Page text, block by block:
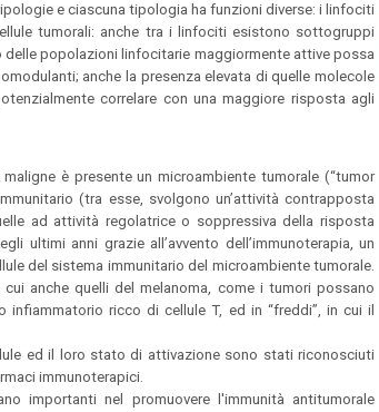
e ciascuna tipologia ha funzioni diverse: i linfociti
tumorali: anche tra i linfociti esistono sottogruppi
delle popolazioni linfocitarie maggiormente attive possa
anche la presenza elevata di quelle molecole
correlare con una maggiore risposta agli
è presente un microambiente tumorale (“tumor
(tra esse, svolgono un’attività contrapposta
ad attività regolatrice o soppressiva della risposta
ultimi anni grazie all’avvento dell’immunoterapia, un
del sistema immunitario del microambiente tumorale.
anche quelli del melanoma, come i tumori possano
ricco di cellule T, ed in “freddi”, in cui il
ed il loro stato di attivazione sono stati riconosciuti
immunoterapici.
importanti nel promuovere l'immunità antitumorale